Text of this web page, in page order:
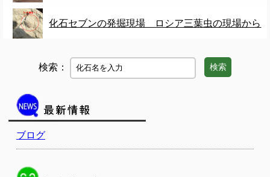
化石セブンの発掘現場 ロシア三葉虫の現場から
検索： 検索
ブログ